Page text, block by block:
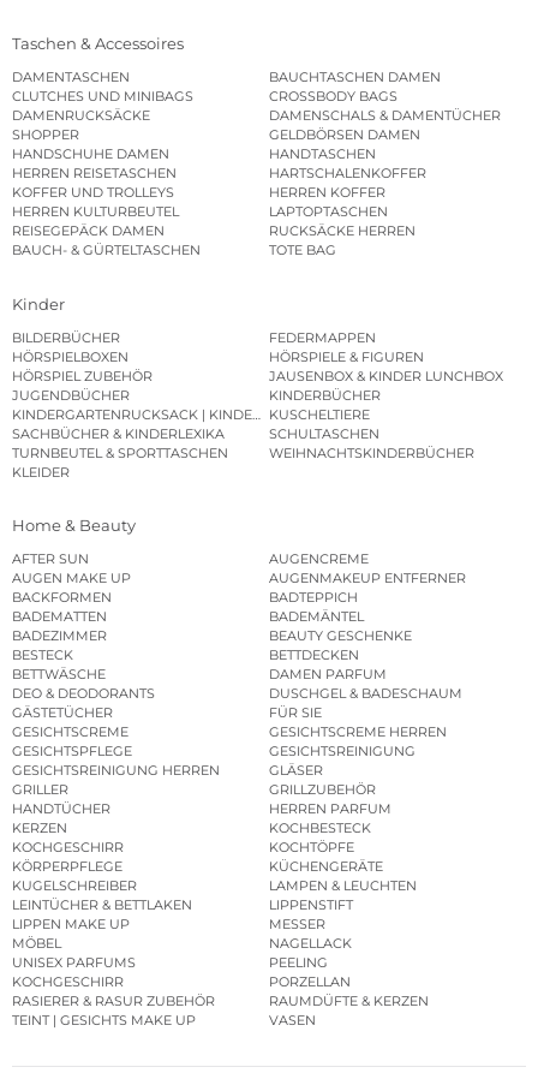
Taschen & Accessoires
DAMENTASCHEN
BAUCHTASCHEN DAMEN
CLUTCHES UND MINIBAGS
CROSSBODY BAGS
DAMENRUCKSÄCKE
DAMENSCHALS & DAMENTÜCHER
SHOPPER
GELDBÖRSEN DAMEN
HANDSCHUHE DAMEN
HANDTASCHEN
HERREN REISETASCHEN
HARTSCHALENKOFFER
KOFFER UND TROLLEYS
HERREN KOFFER
HERREN KULTURBEUTEL
LAPTOPTASCHEN
REISEGEPÄCK DAMEN
RUCKSÄCKE HERREN
BAUCH- & GÜRTELTASCHEN
TOTE BAG
Kinder
BILDERBÜCHER
FEDERMAPPEN
HÖRSPIELBOXEN
HÖRSPIELE & FIGUREN
HÖRSPIEL ZUBEHÖR
JAUSENBOX & KINDER LUNCHBOX
JUGENDBÜCHER
KINDERBÜCHER
KINDERGARTENRUCKSACK | KINDERGARTENBEUTEL
KUSCHELTIERE
SACHBÜCHER & KINDERLEXIKA
SCHULTASCHEN
TURNBEUTEL & SPORTTASCHEN
WEIHNACHTSKINDERBÜCHER
KLEIDER
Home & Beauty
AFTER SUN
AUGENCREME
AUGEN MAKE UP
AUGENMAKEUP ENTFERNER
BACKFORMEN
BADTEPPICH
BADEMATTEN
BADEMÄNTEL
BADEZIMMER
BEAUTY GESCHENKE
BESTECK
BETTDECKEN
BETTWÄSCHE
DAMEN PARFUM
DEO & DEODORANTS
DUSCHGEL & BADESCHAUM
GÄSTETÜCHER
FÜR SIE
GESICHTSCREME
GESICHTSCREME HERREN
GESICHTSPFLEGE
GESICHTSREINIGUNG
GESICHTSREINIGUNG HERREN
GLÄSER
GRILLER
GRILLZUBEHÖR
HANDTÜCHER
HERREN PARFUM
KERZEN
KOCHBESTECK
KOCHGESCHIRR
KOCHTÖPFE
KÖRPERPFLEGE
KÜCHENGERÄTE
KUGELSCHREIBER
LAMPEN & LEUCHTEN
LEINTÜCHER & BETTLAKEN
LIPPENSTIFT
LIPPEN MAKE UP
MESSER
MÖBEL
NAGELLACK
UNISEX PARFUMS
PEELING
KOCHGESCHIRR
PORZELLAN
RASIERER & RASUR ZUBEHÖR
RAUMDÜFTE & KERZEN
TEINT | GESICHTS MAKE UP
VASEN